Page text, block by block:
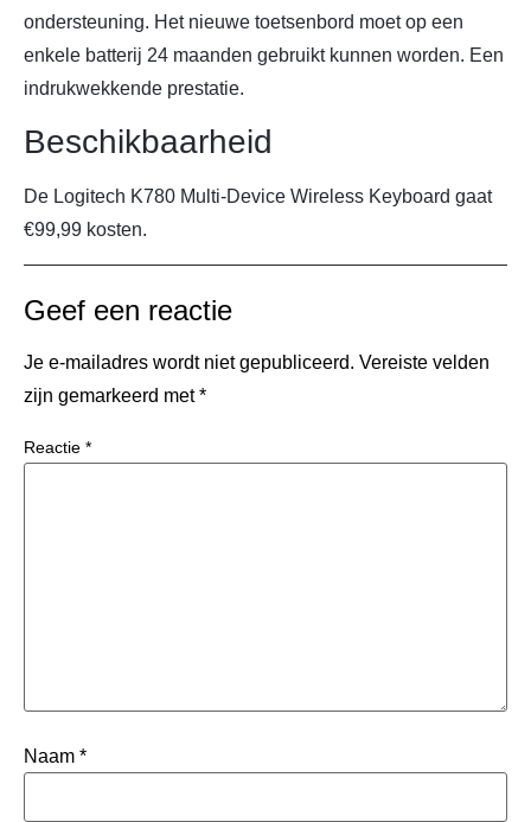
ondersteuning. Het nieuwe toetsenbord moet op een
enkele batterij 24 maanden gebruikt kunnen worden. Een
indrukwekkende prestatie.
Beschikbaarheid
De Logitech K780 Multi-Device Wireless Keyboard gaat
€99,99 kosten.
Geef een reactie
Je e-mailadres wordt niet gepubliceerd. Vereiste velden
zijn gemarkeerd met*
Reactie *
Naam *